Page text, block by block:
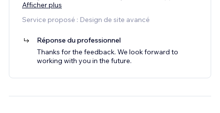
Afficher plus
Service proposé : Design de site avancé
Réponse du professionnel
Thanks for the feedback. We look forward to
working with you in the future.